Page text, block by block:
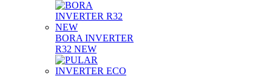
BORA INVERTER
R32 NEW